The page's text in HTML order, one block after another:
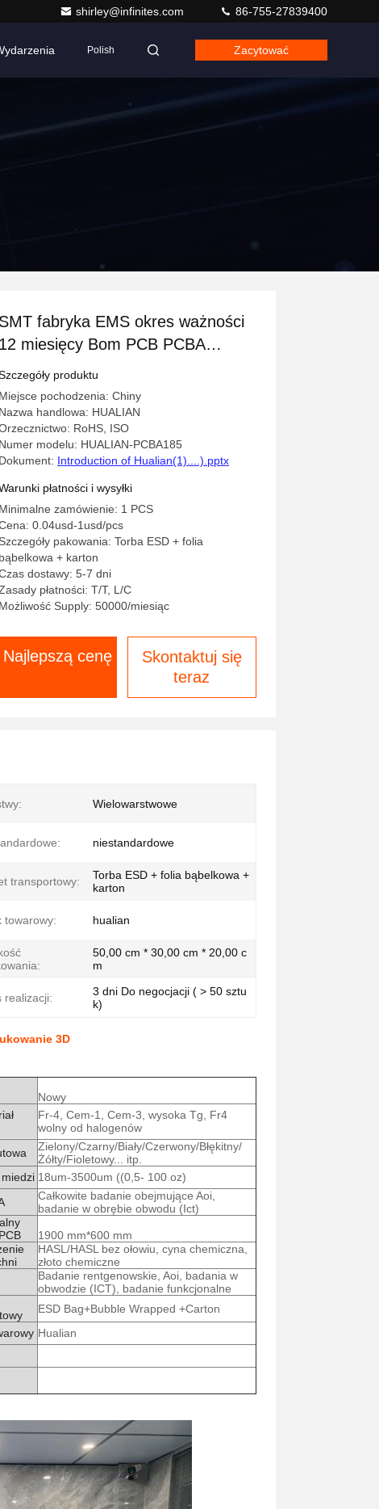
shirley@infinites.com 86-755-27839400
Polish Zacytować
SMT fabryka EMS okres ważności
12 miesięcy Bom PCB PCBA
drukowanie 3D
produktu
Miejsce pochodzenia: Chiny
Nazwa handlowa: HUALIAN
RoHS, ISO
Numer modelu: HUALIAN-PCBA185
Dokument: Introduction of Hualian(1)....).pptx
płatności i wysyłki
Minimalne zamówienie: 1 PCS
0.04usd-1usd/pcs
Szczegóły pakowania: Torba ESD + folia
bąbelkowa + karton
dostawy: 5-7 dni
płatności: T/T, L/C
Możliwość Supply: 50000/miesiąc
Najlepszą cenę
Skontaktuj się
teraz
Wielowarstwowe
niestandardowe
transportowy:
Torba ESD + folia bąbelkowa +
karton
towarowy: hualian
50,00 cm * 30,00 cm * 20,00 c
m
realizacji:
3 dni Do negocjacji ( > 50 sztu
k)
3D
Nowy
Fr-4, Cem-1, Cem-3, wysoka Tg, Fr4
wolny od halogenów
Zielony/Czarny/Biały/Czerwony/Błękitny/
Żółty/Fioletowy... itp.
18um-3500um ((0,5- 100 oz)
Całkowite badanie obejmujące Aoi,
badanie w obrębie obwodu (Ict)
1900 mm*600 mm
HASL/HASL bez ołowiu, cyna chemiczna,
złoto chemiczne
Badanie rentgenowskie, Aoi, badania w
obwodzie (ICT), badanie funkcjonalne
ESD Bag+Bubble Wrapped +Carton
Hualian